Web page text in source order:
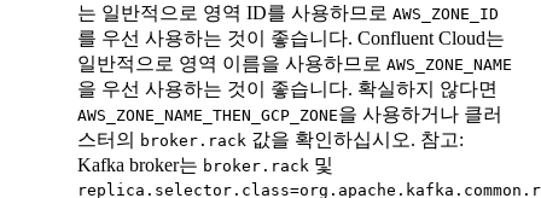
는 일반적으로 영역 ID를 사용하므로 AWS_ZONE_ID
를 우선 사용하는 것이 좋습니다. Confluent Cloud는
일반적으로 영역 이름을 사용하므로 AWS_ZONE_NAME
을 우선 사용하는 것이 좋습니다. 확실하지 않다면
AWS_ZONE_NAME_THEN_GCP_ZONE을 사용하거나 클러
스터의
broker.rack 값을 확인하십시오. 참고:
Kafka broker는 broker.rack 및